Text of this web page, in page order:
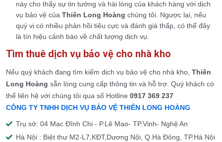
này cho thấy sự tin tưởng và hài lòng của khách hàng với dịch
vụ bảo vệ của Thiên Long Hoàng chúng tôi. Ngược lại, nếu
quý vị có nhiều phản hồi tiêu cực và đánh giá thấp, có thể đây
là tín hiệu cảnh báo về chất lượng dịch vụ.
Tìm thuê dịch vụ bảo vệ cho nhà kho
Nếu quý khách đang tìm kiếm dịch vụ bảo vệ cho nhà kho, Thiên
Long Hoàng sẵn lòng cung cấp thông tin và hỗ trợ. Quý khách có
thể liên hệ với chúng tôi qua số Hotline 0917 369 237
CÔNG TY TNHH DỊCH VỤ BẢO VỆ THIÊN LONG HOÀNG
Trụ sở: 04 Mạc Đĩnh Chi - P.Lê Mao- TP.Vinh- Nghệ An
Hà Nội : Biệt thư M2-L7,KĐT,Dương Nội, Q.Hà Đông, TP.Hà Nội